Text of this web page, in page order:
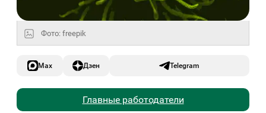
Фото: freepik
Max Дзен Telegram
Главные работодатели